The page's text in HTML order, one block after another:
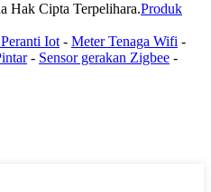
Hak Cipta Terpelihara.Produk
Iot - Meter Tenaga Wifi -
- Sensor gerakan Zigbee -